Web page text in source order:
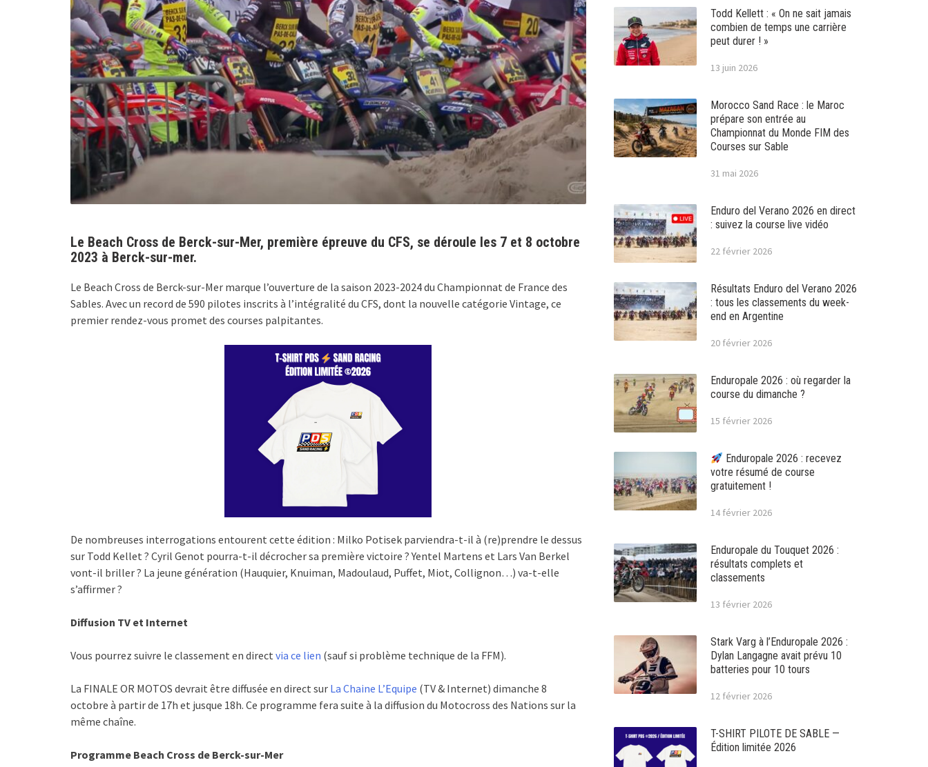
Le Beach Cross de Berck-sur-Mer, première épreuve du CFS, se déroule les 7 et 8 octobre
2023 à Berck-sur-mer.
Le Beach Cross de Berck-sur-Mer marque l’ouverture de la saison 2023-2024 du Championnat de France des
Sables. Avec un record de 590 pilotes inscrits à l’intégralité du CFS, dont la nouvelle catégorie Vintage, ce
premier rendez-vous promet des courses palpitantes.
De nombreuses interrogations entourent cette édition : Milko Potisek parviendra-t-il à (re)prendre le dessus
sur Todd Kellet ? Cyril Genot pourra-t-il décrocher sa première victoire ? Yentel Martens et Lars Van Berkel
vont-il briller ? La jeune génération (Hauquier, Knuiman, Madoulaud, Puffet, Miot, Collignon…) va-t-elle
s’affirmer ?
Diffusion TV et Internet
Vous pourrez suivre le classement en direct via ce lien (sauf si problème technique de la FFM).
La FINALE OR MOTOS devrait être diffusée en direct sur La Chaine L’Equipe (TV & Internet) dimanche 8
octobre à partir de 17h et jusque 18h. Ce programme fera suite à la diffusion du Motocross des Nations sur la
même chaîne.
Programme Beach Cross de Berck-sur-Mer
Todd Kellett : « On ne sait jamais
combien de temps une carrière
peut durer ! »
13 juin 2026
Morocco Sand Race : le Maroc
prépare son entrée au
Championnat du Monde FIM des
Courses sur Sable
31 mai 2026
Enduro del Verano 2026 en direct
: suivez la course live vidéo
22 février 2026
Résultats Enduro del Verano 2026
: tous les classements du week-
end en Argentine
20 février 2026
Enduropale 2026 : où regarder la
course du dimanche ?
15 février 2026
Enduropale 2026 : recevez
votre résumé de course
gratuitement !
14 février 2026
Enduropale du Touquet 2026 :
résultats complets et
classements
13 février 2026
Stark Varg à l’Enduropale 2026 :
Dylan Langagne avait prévu 10
batteries pour 10 tours
12 février 2026
T-SHIRT PILOTE DE SABLE —
Édition limitée 2026